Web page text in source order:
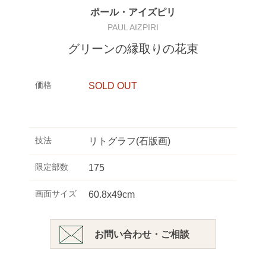
ポール・アイズピリ
PAUL AIZPIRI
グリーンの縁取りの花束
価格 SOLD OUT
技法 リトグラフ(石版画)
限定部数 175
画面サイズ 60.8x49cm
お問い合わせ・ご相談